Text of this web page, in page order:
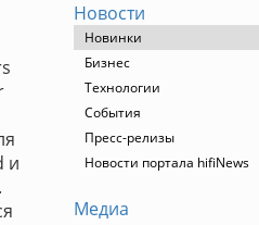
и
Новости
Новинки
Бизнес
Технологии
События
Пресс-релизы
Новости портала hifiNews
Медиа